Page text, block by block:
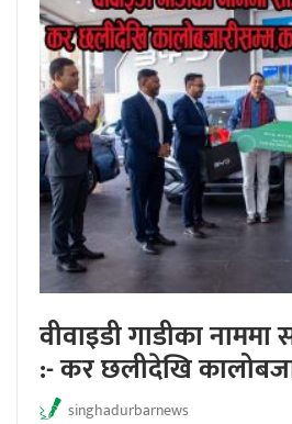
वीवाइडी गाडीका
:- कर छलीदेखि
singhadurbarnews